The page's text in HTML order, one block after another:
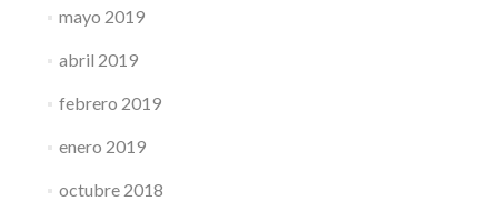
mayo 2019
abril 2019
febrero 2019
enero 2019
octubre 2018